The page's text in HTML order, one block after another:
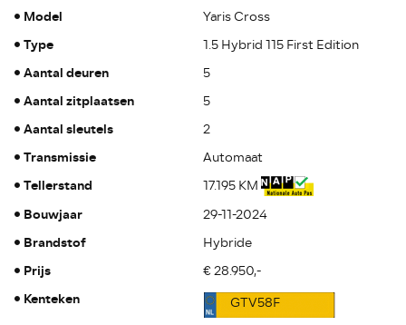
Model Yaris Cross
Type 1.5 Hybrid 115 First Edition
Aantal deuren 5
Aantal zitplaatsen 5
Aantal sleutels 2
Transmissie Automaat
Tellerstand 17.195 KM
Bouwjaar 29-11-2024
Brandstof Hybride
Prijs € 28.950,-
Kenteken GTV58F